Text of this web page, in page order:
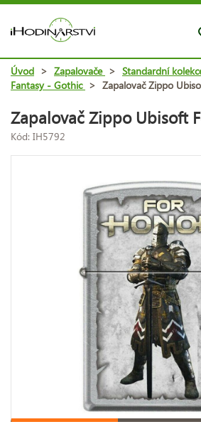
Úvod > Zapalovače > Standardní
Fantasy - Gothic > Zapalovač Zippo
Zapalovač Zippo Ubisoft
Kód: IH5792